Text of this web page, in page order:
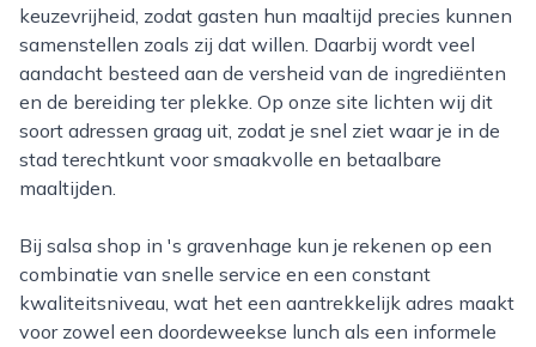
keuzevrijheid, zodat gasten hun maaltijd precies kunnen
samenstellen zoals zij dat willen. Daarbij wordt veel
aandacht besteed aan de versheid van de ingrediënten
en de bereiding ter plekke. Op onze site lichten wij dit
soort adressen graag uit, zodat je snel ziet waar je in de
stad terechtkunt voor smaakvolle en betaalbare
maaltijden.
Bij salsa shop in 's gravenhage kun je rekenen op een
combinatie van snelle service en een constant
kwaliteitsniveau, wat het een aantrekkelijk adres maakt
voor zowel een doordeweekse lunch als een informele